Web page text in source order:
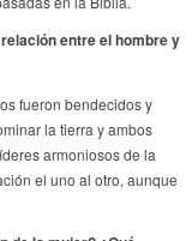
entre el hombre y
fueron bendecidos y
la tierra y ambos
armoniosos de la
el uno al otro, aunque